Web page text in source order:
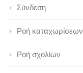
Σύνδεση
Ροή καταχωρίσεων
Ροή σχολίων